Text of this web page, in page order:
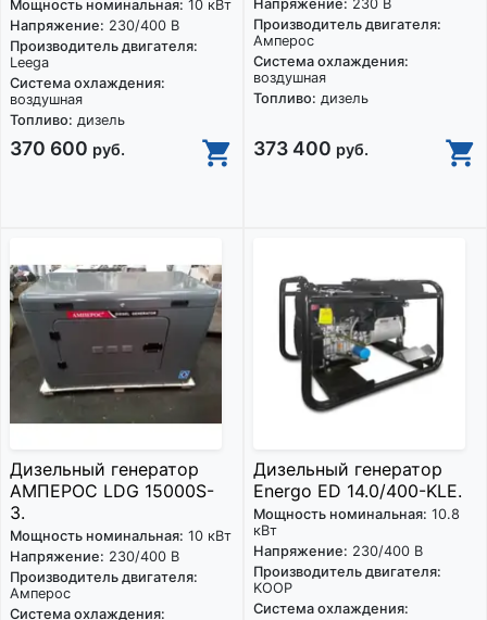
Мощность номинальная: 10 кВт
Напряжение: 230/400 В
Производитель двигателя:
Leega
Система охлаждения:
воздушная
Топливо: дизель
370 600 руб.
Напряжение: 230 В
Производитель двигателя:
Амперос
Система охлаждения:
воздушная
Топливо: дизель
373 400 руб.
Дизельный генератор
АМПЕРОС LDG 15000S-
3.
Мощность номинальная: 10 кВт
Напряжение: 230/400 В
Производитель двигателя:
Амперос
Система охлаждения:
Дизельный генератор
Energo ED 14.0/400-KLE.
Мощность номинальная: 10.8
кВт
Напряжение: 230/400 В
Производитель двигателя:
KOOP
Система охлаждения: